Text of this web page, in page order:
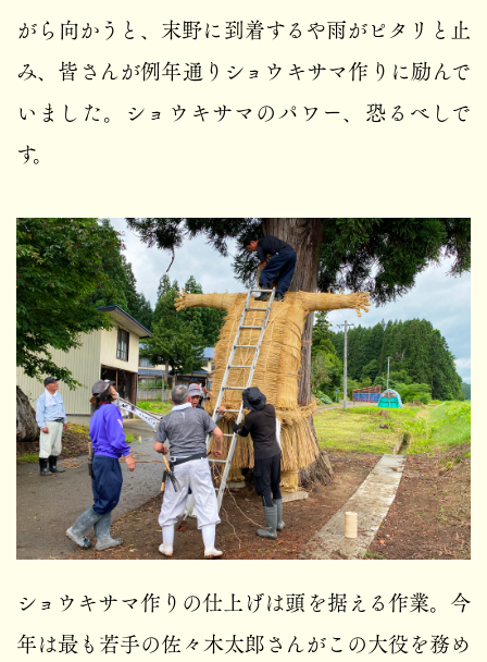
がら向かうと、末野に到着するや雨がピタリと止
み、皆さんが例年通りショウキサマ作りに励んで
いました。ショウキサマのパワー、恐るべしで
す。
ショウキサマ作りの仕上げは頭を据える作業。今
年は最も若手の佐々木太郎さんがこの大役を務め